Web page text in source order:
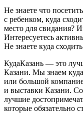
Не знаете что
с ребенком, куда
место для свидания?
Интересуетесь
Не знаете куда
КудаКазань — это
Казани. Мы знаем
или большой
и выставки Казани.
лучшие
которые обязательно